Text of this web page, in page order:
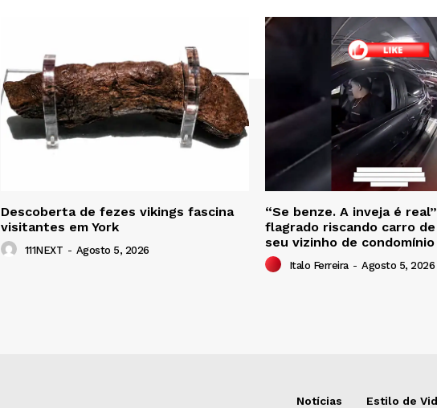
Descoberta de fezes vikings fascina
visitantes em York
111NEXT - Agosto 5, 2026
“Se benze. A inveja é
flagrado riscando carro
seu vizinho de condomínio
Italo Ferreira - Agosto 5, 2026
Notícias Estilo de